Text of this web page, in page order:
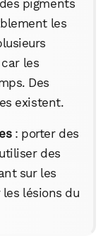
pigments
les
les
Des
existent.
: porter des
des
sur les
lésions du